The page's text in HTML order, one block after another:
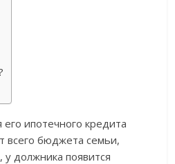
ипотечного кредита
всего бюджета семьи,
у должника появится